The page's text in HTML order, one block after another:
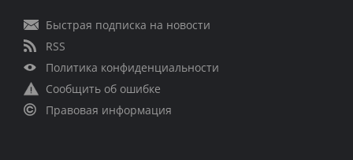
Быстрая подписка на новости
RSS
Политика конфиденциальности
Сообщить об ошибке
Правовая информация